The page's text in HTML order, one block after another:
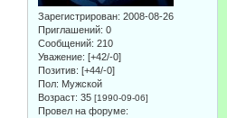
Зарегистрирован: 2008-08-26
Приглашений: 0
Сообщений: 210
Уважение: [+42/-0]
Позитив: [+44/-0]
Пол: Мужской
Возраст: 35 [1990-09-06]
Провел на форуме: